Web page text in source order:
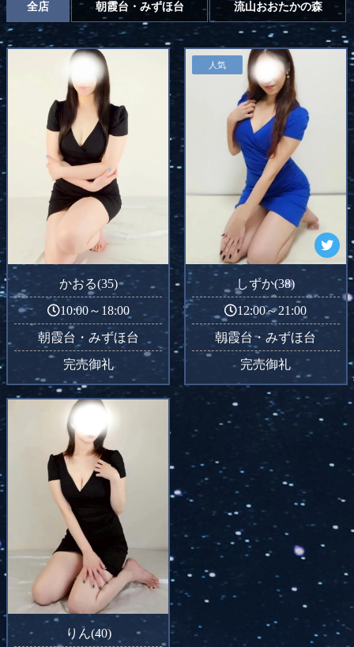
全店 朝霞台・みずほ台 流山おおたかの森
かおる(35)
10:00～18:00
朝霞台・みずほ台
完売御礼
人気
しずか(38)
12:00～21:00
朝霞台・みずほ台
完売御礼
りん(40)